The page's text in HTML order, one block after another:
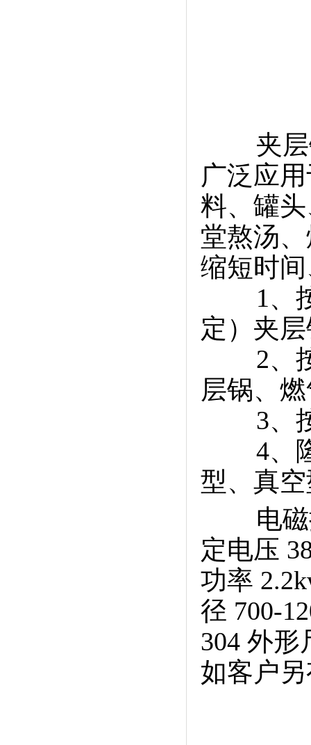
夹
广泛应
料、罐
堂熬汤
缩短时
1、
定）夹
2、
层锅、
3、
4、
型、真
电
定电压
功率
径 700-
304 外
如客户